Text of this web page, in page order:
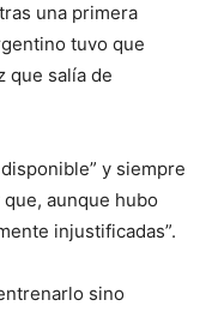
una primera
tuvo que
que salía de
y siempre
aunque hubo
injustificadas”.
sino